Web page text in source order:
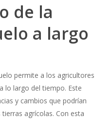
de la
a largo
permite a los agricultores
lo largo del tiempo. Este
y cambios que podrían
agrícolas. Con esta